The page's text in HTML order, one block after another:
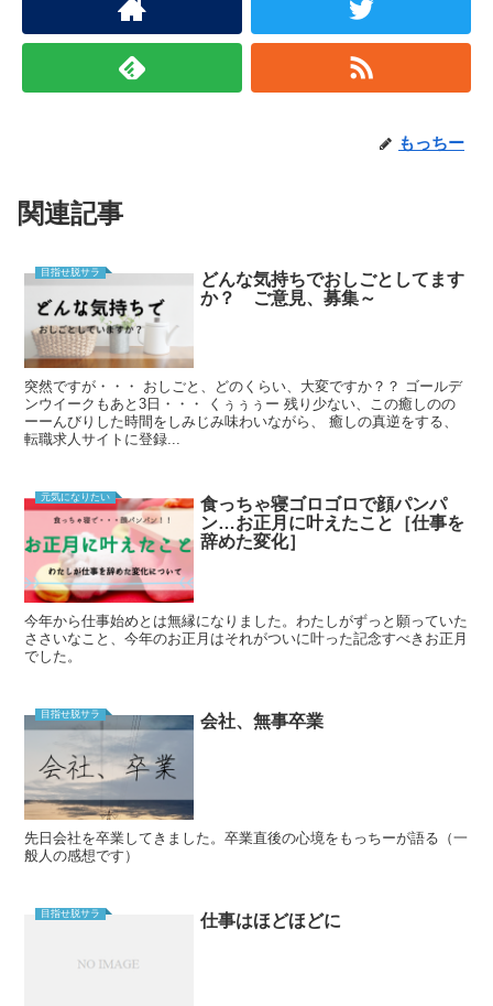
もっちー
関連記事
目指せ脱サラ
どんな気持ちでおしごとしてます
か？ ご意見、募集～
突然ですが・・・ おしごと、どのくらい、大変ですか？？ ゴールデ
ンウイークもあと3日・・・ くぅぅぅー 残り少ない、この癒しのの
ーーんびりした時間をしみじみ味わいながら、 癒しの真逆をする、
転職求人サイトに登録...
元気になりたい
食っちゃ寝ゴロゴロで顔パンパ
ン…お正月に叶えたこと［仕事を
辞めた変化］
今年から仕事始めとは無縁になりました。わたしがずっと願っていた
ささいなこと、今年のお正月はそれがついに叶った記念すべきお正月
でした。
目指せ脱サラ 会社、無事卒業
先日会社を卒業してきました。卒業直後の心境をもっちーが語る（一
般人の感想です）
目指せ脱サラ 仕事はほどほどに